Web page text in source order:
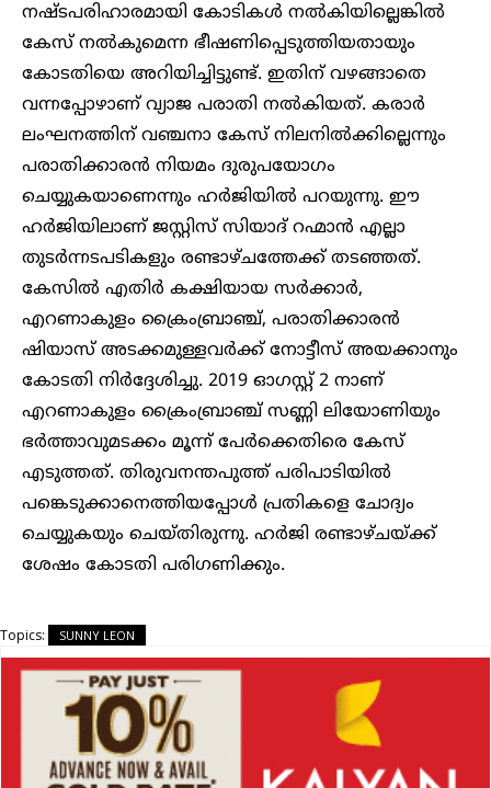
നഷ്ടപരിഹാരമായി കോടികള്‍ നല്‍കിയില്ലെങ്കില്‍
കേസ് നല്‍കുമെന്ന ഭീഷണിപ്പെടുത്തിയതായും
കോടതിയെ അറിയിച്ചിട്ടുണ്ട്. ഇതിന് വഴങ്ങാതെ
വന്നപ്പോഴാണ് വ്യാജ പരാതി നല്‍കിയത്. കരാര്‍
ലംഘനത്തിന് വഞ്ചനാ കേസ് നിലനില്‍ക്കില്ലെന്നും
പരാതിക്കാരന്‍ നിയമം ദുരുപയോഗം
ചെയ്യുകയാണെന്നും ഹര്‍‍ജിയില്‍ പറയുന്നു. ഈ
ഹര്‍ജിയിലാണ് ജസ്റ്റിസ് സിയാദ് റഹ്മാന്‍ എല്ലാ
തുടര്‍ന്നടപടികളും രണ്ടാഴ്ചത്തേക്ക് തടഞ്ഞത്.
കേസില്‍ എതിര്‍ കക്ഷിയായ സര്‍ക്കാര്‍,
എറണാകുളം ക്രൈംബ്രാ‌ഞ്ച്, പരാതിക്കാരന്‍
ഷിയാസ് അടക്കമുള്ളവര്‍ക്ക് നോട്ടീസ് അയക്കാനും
കോടതി നിര്‍ദ്ദേശിച്ചു. 2019 ഓഗസ്റ്റ് 2 നാണ്
എറണാകുളം ക്രൈംബ്രാ‌ഞ്ച് സണ്ണി ലിയോണിയും
ഭര്‍ത്താവുമടക്കം മൂന്ന് പേര്‍ക്കെതിരെ കേസ്
എടുത്തത്. തിരുവനന്തപുത്ത് പരിപാടിയില്‍
പങ്കെടുക്കാനെത്തിയപ്പോള്‍ പ്രതികളെ ചോദ്യം
ചെയ്യുകയും ചെയ്തിരുന്നു. ഹര്‍ജി രണ്ടാഴ്ചയ്ക്ക്
ശേഷം കോടതി പരിഗണിക്കും.
Topics: SUNNY LEON